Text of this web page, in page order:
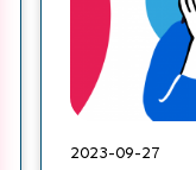
2023-09-27